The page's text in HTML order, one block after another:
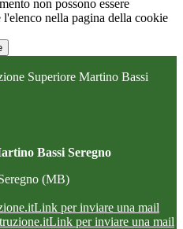
non possono essere
nella pagina della cookie
Superiore Martino Bassi
Bassi Seregno
(MB)
Link per inviare una mail
Link per inviare una mail